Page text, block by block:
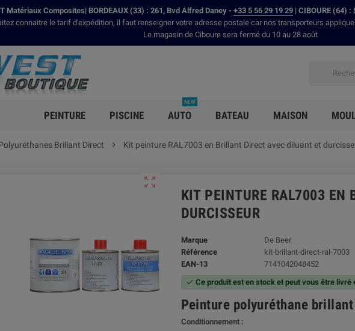
Matériaux Composites| BORDEAUX (33) : 261, Bvd Alfred Daney - +33 5 56 29 19 29 | CIBOURE (64)
connaitre le tarif d'expédition, il faut renseigner votre adresse postale car nos transporteurs
Le magasin de Ciboure sera fermé du 10 au 28 août
PEINTURE PISCINE AUTO
NEW
BATEAU MAISON
Brillant Direct  Kit peinture RAL7003 en Brillant Direct avec diluant et

KIT PEINTURE RAL7003 EN
DURCISSEUR
Marque
De Beer
Référence
kit-brillant-direct-ral-7003
EAN-13
7141042048452
 Ce produit est en stock et peut vous être livré
Peinture polyuréthane
Conditionnement :